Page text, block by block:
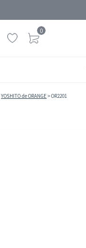
0
YOSHITO de ORANGE OR2201